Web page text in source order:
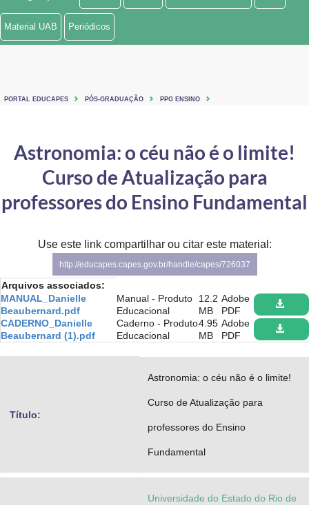
Ministério de Minas e Energia
Controladoria-Geral da União
Ministério da Mulher, da Família e dos Direitos Humanos
Secretaria de Governo
Gabinete de Segurança Institucional
Advocacia-Geral da União
Material UAB Periódicos
PORTAL EDUCAPES PÓS-GRADUAÇÃO PPG ENSINO
Astronomia: o céu não é o limite!
Curso de Atualização para
professores do Ensino Fundamental
Use este link compartilhar ou citar este material:
http://educapes.capes.gov.br/handle/capes/726037
Arquivos associados:
MANUAL_Danielle
Beaubernard.pdf
Manual - Produto
Educacional
12.2
MB
Adobe
PDF
CADERNO_Danielle
Beaubernard (1).pdf
Caderno - Produto
Educacional
4.95
MB
Adobe
PDF
Título:
Astronomia: o céu não é o limite!
Curso de Atualização para
professores do Ensino
Fundamental
Universidade do Estado do Rio de